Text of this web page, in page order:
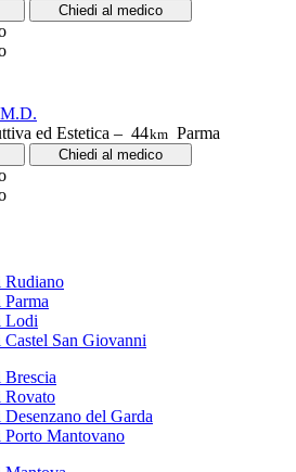
Chiedi al medico
ed Estetica – 44km Parma
Chiedi al medico
Rudiano
Lodi
San Giovanni
Rovato
del Garda
Porto Mantovano